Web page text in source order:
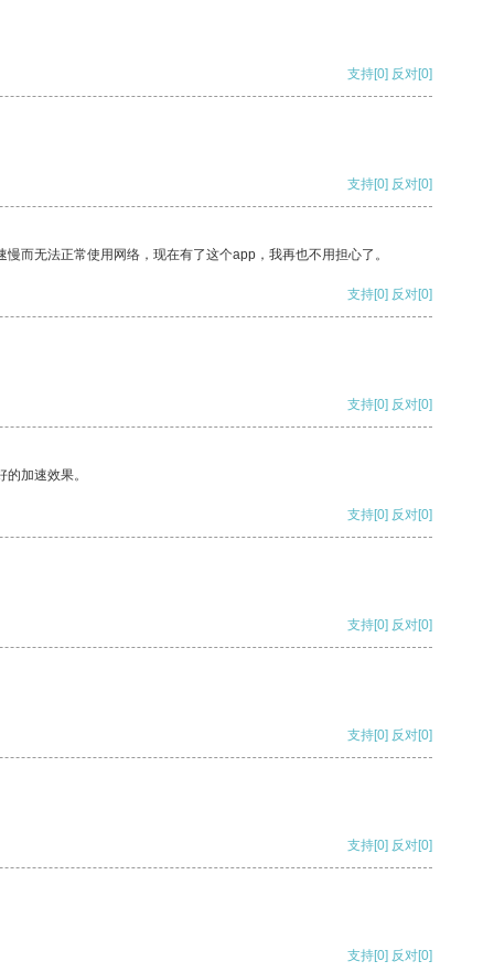
支持[0] 反对[0]
支持[0] 反对[0]
而无法正常使用网络，现在有了这个app，我再也不用担心了。
支持[0] 反对[0]
支持[0] 反对[0]
加速效果。
支持[0] 反对[0]
支持[0] 反对[0]
支持[0] 反对[0]
支持[0] 反对[0]
支持[0] 反对[0]